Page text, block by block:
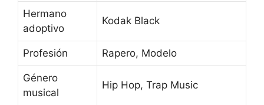
Hermano
adoptivo
Kodak Black
Profesión Rapero, Modelo
Género
musical
Hip Hop, Trap Music